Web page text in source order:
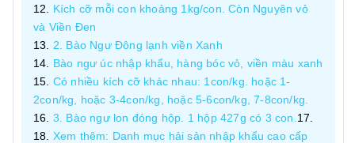
Kích cỡ mỗi con khoảng 1kg/con. Còn Nguyên vỏ
và Viền Đen
2. Bào Ngư Đông lạnh viền Xanh
Bào ngư úc nhập khẩu, hàng bóc vỏ, viền màu xanh
Có nhiều kích cỡ khác nhau: 1con/kg. hoặc 1-
2con/kg, hoặc 3-4con/kg, hoặc 5-6con/kg, 7-8con/kg.
3. Bào ngư lon đóng hộp. 1 hộp 427g có 3 con.
Xem thêm: Danh mục hải sản nhập khẩu cao cấp